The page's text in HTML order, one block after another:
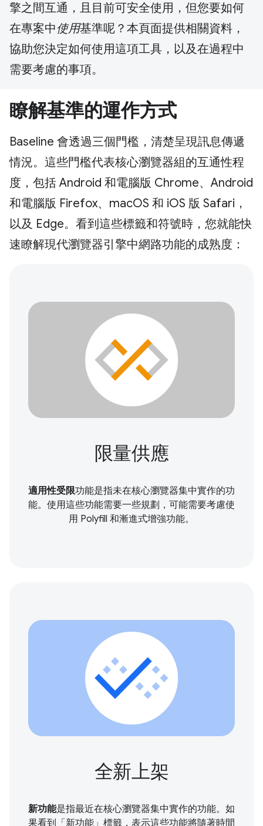
擎之間互通，且目前可安全使用，但您要如何
在專案中使用基準呢？本頁面提供相關資料，
協助您決定如何使用這項工具，以及在過程中
需要考慮的事項。
瞭解基準的運作方式
Baseline 會透過三個門檻，清楚呈現訊息傳遞
情況。這些門檻代表核心瀏覽器組的互通性程
度，包括 Android 和電腦版 Chrome、Android
和電腦版 Firefox、macOS 和 iOS 版 Safari，
以及 Edge。看到這些標籤和符號時，您就能快
速瞭解現代瀏覽器引擎中網路功能的成熟度：
限量供應
適用性受限功能是指未在核心瀏覽器集中實作的功
能。使用這些功能需要一些規劃，可能需要考慮使
用 Polyfill 和漸進式增強功能。
全新上架
新功能是指最近在核心瀏覽器集中實作的功能。如
果看到「新功能」標籤，表示這些功能將隨著時間